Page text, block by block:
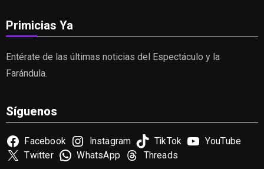
Primicias Ya
Entérate de las últimas noticias del Espectáculo y la
Farándula.
Síguenos
Facebook Instagram TikTok
YouTube
Twitter
WhatsApp Threads